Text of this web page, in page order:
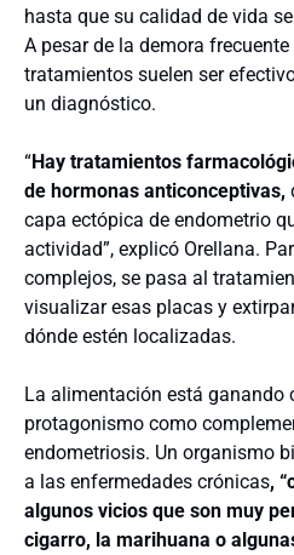
hasta que su calidad de vida
A pesar de la demora
tratamientos suelen ser
un diagnóstico.
“Hay tratamientos
de hormonas anticonceptivas,
capa ectópica de endometrio
actividad”, explicó Orellana.
complejos, se pasa al
visualizar esas placas y
dónde estén localizadas.
La alimentación está ganando
protagonismo como
endometriosis. Un organismo
a las enfermedades crónicas,
algunos vicios que son muy
cigarro, la marihuana o